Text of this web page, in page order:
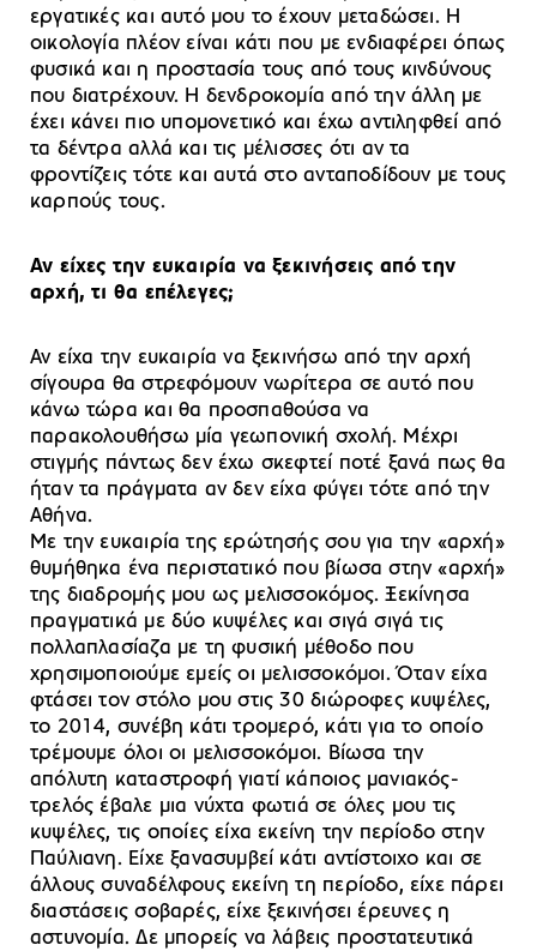
εργατικές και αυτό μου το έχουν μεταδώσει. Η
οικολογία πλέον είναι κάτι που με ενδιαφέρει όπως
φυσικά και η προστασία τους από τους κινδύνους
που διατρέχουν. Η δενδροκομία από την άλλη με
έχει κάνει πιο υπομονετικό και έχω αντιληφθεί από
τα δέντρα αλλά και τις μέλισσες ότι αν τα
φροντίζεις τότε και αυτά στο ανταποδίδουν με τους
καρπούς τους.
Αν είχες την ευκαιρία να ξεκινήσεις από την
αρχή, τι θα επέλεγες;
Αν είχα την ευκαιρία να ξεκινήσω από την αρχή
σίγουρα θα στρεφόμουν νωρίτερα σε αυτό που
κάνω τώρα και θα προσπαθούσα να
παρακολουθήσω μία γεωπονική σχολή. Μέχρι
στιγμής πάντως δεν έχω σκεφτεί ποτέ ξανά πως θα
ήταν τα πράγματα αν δεν είχα φύγει τότε από την
Αθήνα.
Με την ευκαιρία της ερώτησής σου για την «αρχή»
θυμήθηκα ένα περιστατικό που βίωσα στην «αρχή»
της διαδρομής μου ως μελισσοκόμος. Ξεκίνησα
πραγματικά με δύο κυψέλες και σιγά σιγά τις
πολλαπλασίαζα με τη φυσική μέθοδο που
χρησιμοποιούμε εμείς οι μελισσοκόμοι. Όταν είχα
φτάσει τον στόλο μου στις 30 διώροφες κυψέλες,
το 2014, συνέβη κάτι τρομερό, κάτι για το οποίο
τρέμουμε όλοι οι μελισσοκόμοι. Βίωσα την
απόλυτη καταστροφή γιατί κάποιος μανιακός-
τρελός έβαλε μια νύχτα φωτιά σε όλες μου τις
κυψέλες, τις οποίες είχα εκείνη την περίοδο στην
Παύλιανη. Είχε ξανασυμβεί κάτι αντίστοιχο και σε
άλλους συναδέλφους εκείνη τη περίοδο, είχε πάρει
διαστάσεις σοβαρές, είχε ξεκινήσει έρευνες η
αστυνομία. Δε μπορείς να λάβεις προστατευτικά